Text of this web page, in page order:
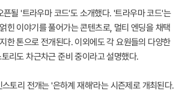
픈될 '트라우마 코드'도 소개했다. '트라우마 코드'는
힌 이야기를 풀어가는 콘텐츠로, 멀티 엔딩을 채택
한 톤으로 전개된다. 이외에도 각 요원들의 다양한
리도 차근차근 준비 중이라고 설명했다.
토리 전개는 '은하계 재해'라는 시즌제로 개최된다.